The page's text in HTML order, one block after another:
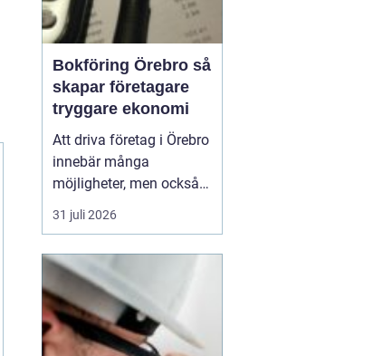
Bokföring Örebro så
skapar företagare
tryggare ekonomi
Att driva företag i Örebro
innebär många
möjligheter, men också
ett tydligt ansvar:
ekonomin måste vara i
örebro handlar inte
om att följa lagen, utan
om att skapa k...
31 juli 2026